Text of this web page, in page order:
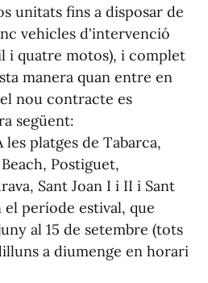
unitats fins a disposar de
vehicles d'intervenció
i quatre motos), i complet
manera quan entre en
nou contracte es
següent:
les platges de Tabarca,
Postiguet,
Sant Joan I i II i Sant
període estival, que
al 15 de setembre (tots
a diumenge en horari